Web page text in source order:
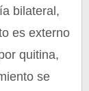
bilateral,
es externo
quitina,
se